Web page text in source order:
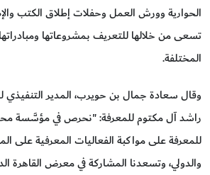
الحوارية وورش العمل وحفلات إطلاق الكتب
تسعى من خلالها للتعريف بمشروعاتها ومبادراتها
المختلفة.
وقال سعادة جمال بن حويرب، المدير
راشد آل مكتوم للمعرفة: "نحرص في مؤسَّسة
للمعرفة على مواكبة الفعاليات المعرفية على
والدولي، وتسعدنا المشاركة في معرض القاهرة